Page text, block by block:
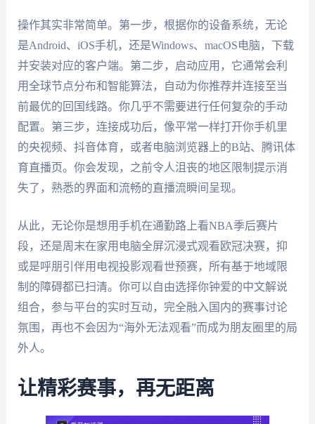
操作其实非常简单。第一步，根据你的设备系统，无论
是Android、iOS手机，还是Windows、macOS电脑，下载
并安装对应的客户端。第二步，启动应用，它通常会利
用全球节点分布和智能算法，自动为你推荐并连接至当
前最优的回国线路。你几乎不需要进行任何复杂的手动
配置。第三步，连接成功后，像平常一样打开你手机里
的央视频、抖音体育，或者电脑浏览器上的B站、腾讯体
育直播页。你会发现，之前令人沮丧的地区限制提示消
失了，熟悉的界面和流畅的直播流瞬间呈现。
从此，无论你是想用手机在通勤路上看NBA季后赛片
段，还是周末在家用电脑全屏沉浸式观看欧冠决赛，抑
或是呼朋引伴用电视投影观看世预赛，所有基于地域限
制的障碍都已扫清。你可以自由选择你钟爱的中文解说
组合，参与平台的实时互动，完全融入国内的赛事讨论
氛围，再也不会因为“海外无法观看”而成为朋友圈里的局
外人。
让精彩赛事，再无距离